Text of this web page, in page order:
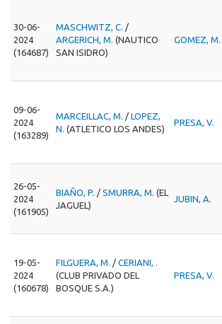
30-06-
2024
(164687)
MASCHWITZ, C. /
ARGERICH, M. (NAUTICO
SAN ISIDRO)
GOMEZ, M.
09-06-
2024
(163289)
MARCEILLAC, M. / LOPEZ,
N. (ATLETICO LOS ANDES)
PRESA, V.
26-05-
2024
(161905)
BIAÑO, P. / SMURRA, M. (EL
JAGUEL)
JUBIN, A.
19-05-
2024
(160678)
FILGUERA, M. / CERIANI, .
(CLUB PRIVADO DEL
BOSQUE S.A.)
PRESA, V.